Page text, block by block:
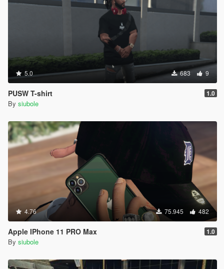
5.0 683 9
PUSW T-shirt 1.0
By siubole
4.76 75.945 482
Apple IPhone 11 PRO Max 1.0
By siubole